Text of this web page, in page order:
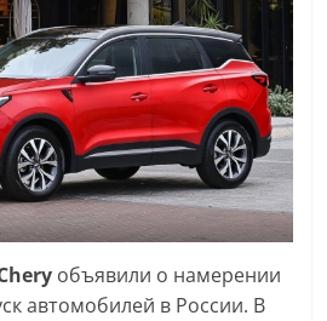
объявили о намерении
автомобилей в России. В